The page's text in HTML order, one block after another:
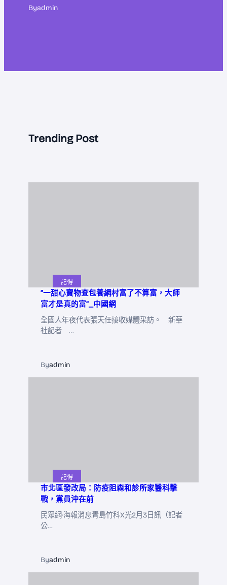
Byadmin
Trending Post
記得
“一甜心寶物查包養網村富了不算富，大師
富才是真的富”_中國網
全國人年夜代表張天任接收媒體采訪。 新華
社記者 …
Byadmin
記得
市北區發改局：防疫阻森和診所家醫科擊
戰，黨員沖在前
民眾網·海報消息青島竹科X光2月3日訊（記者
公…
Byadmin